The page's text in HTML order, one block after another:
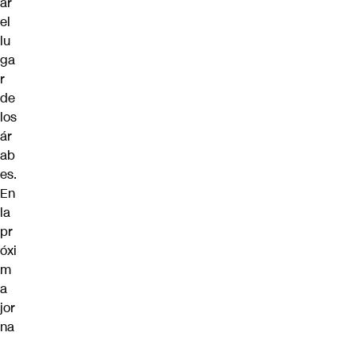
el
lu
ga
r
de
los
ár
ab
es.
En
la
pr
óxi
m
a
jor
na